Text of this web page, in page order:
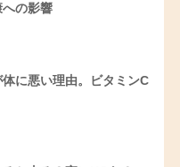
の影響
に悪い理由。ビタミンC